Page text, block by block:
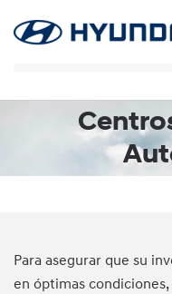
Skip to main content
Para asegurar que su
en óptimas